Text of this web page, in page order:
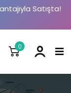
Satışta!
0